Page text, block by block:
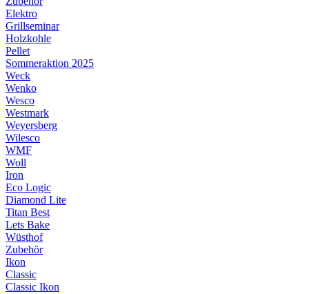
Elektro
Grillseminar
Holzkohle
Pellet
Sommeraktion 2025
Weck
Wenko
Wesco
Westmark
Weyersberg
Wilesco
WMF
Woll
Iron
Eco Logic
Diamond Lite
Titan Best
Lets Bake
Wüsthof
Zubehör
Ikon
Classic
Classic Ikon